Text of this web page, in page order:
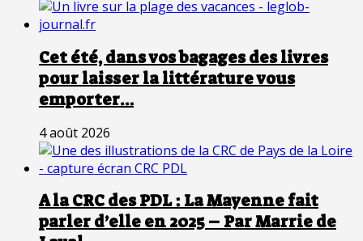
Cet été, dans vos bagages des livres
pour laisser la littérature vous
emporter…
4 août 2026
A la CRC des PDL : La Mayenne fait
parler d’elle en 2025 – Par Marrie de